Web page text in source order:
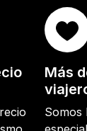
Más
Somos